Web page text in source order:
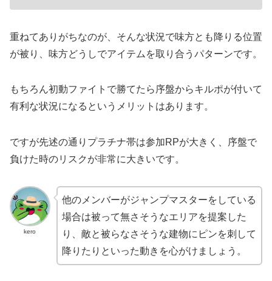
重ねてありがちなのが、そんな状況で味方とも降りる位置
が被り、味方どうしでアイテムを取り合うパターンです。
もちろん初動ファイトで勝てたら序盤からキルポが付いて
有利な状況になるというメリットはあります。
ですが先述の通りプラチナ帯は参加RPが大きく、序盤で
負けた時のリスクが非常に大きいです。
kero
他のメンバーがジャンプマスターをしている
場合は被って無さそうなエリアを提案した
り、敵と被らなさそうな建物にピンを刺して
降りたりといった動きを心がけましょう。